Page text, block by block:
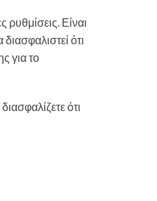
Είναι
ότι
για το
ότι